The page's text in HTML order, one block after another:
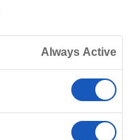
Always Active